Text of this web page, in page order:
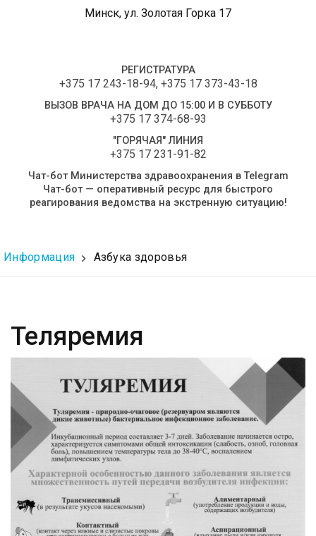
Минск, ул. Золотая Горка 17
РЕГИСТРАТУРА
+375 17 243-18-94, +375 17 373-43-18
ВЫЗОВ ВРАЧА НА ДОМ ДО 15:00 И В СУББОТУ
+375 17 374-68-93
"ГОРЯЧАЯ" ЛИНИЯ
+375 17 231-91-82
Чат-бот Министерства здравоохранения в Telegram
Чат-бот — оперативный ресурс для быстрого
реагирования ведомства на экстренную ситуацию!
Информация Азбука здоровья
Теляремия